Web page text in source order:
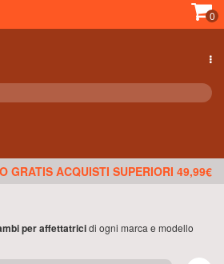
0
GRATIS ACQUISTI SUPERIORI 49,99€
peraffettatricidi ogni marca e modello